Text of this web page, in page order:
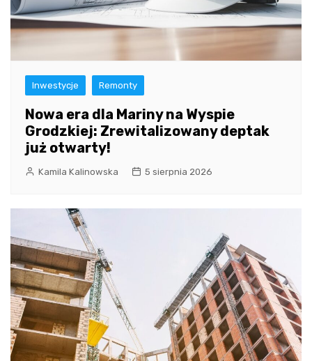
Inwestycje Remonty
Nowa era dla Mariny na Wyspie
Grodzkiej: Zrewitalizowany deptak
już otwarty!
Kamila Kalinowska 5 sierpnia 2026